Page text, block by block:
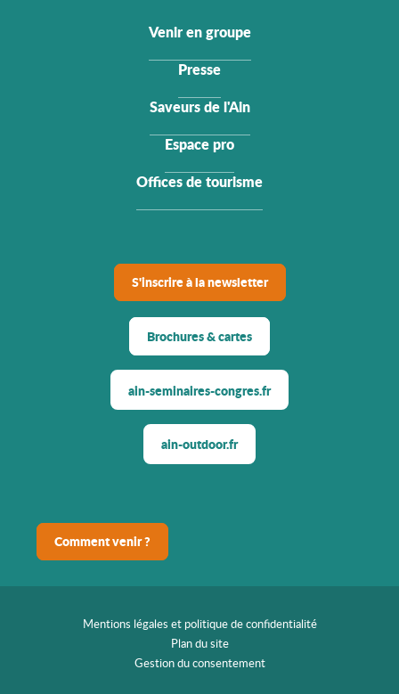
Venir en groupe
Presse
Saveurs de l'Ain
Espace pro
Offices de tourisme
S'inscrire à la newsletter
Brochures & cartes
ain-seminaires-congres.fr
ain-outdoor.fr
Comment venir ?
Mentions légales et politique de confidentialité
Plan du site
Gestion du consentement